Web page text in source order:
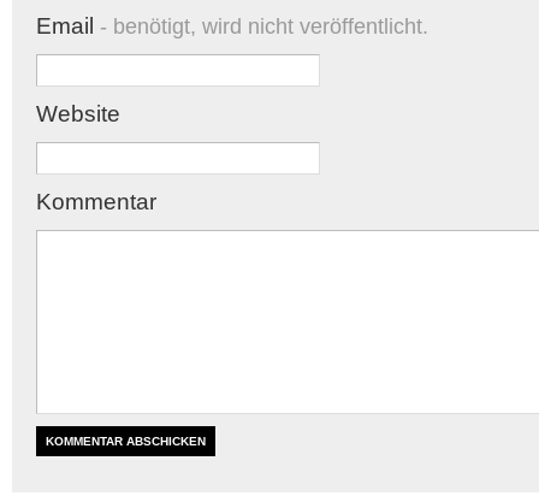
Email - benötigt, wird nicht veröffentlicht.
Website
Kommentar